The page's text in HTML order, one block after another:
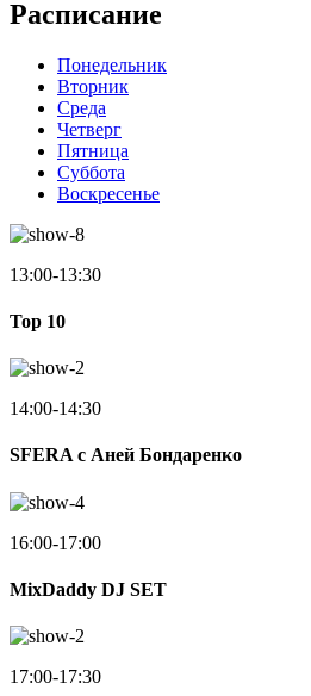
Расписание
Понедельник
Вторник
Среда
Четверг
Пятница
Суббота
Воскресенье
13:00-13:30
Top 10
14:00-14:30
SFERA с Аней Бондаренко
16:00-17:00
MixDaddy DJ SET
17:00-17:30